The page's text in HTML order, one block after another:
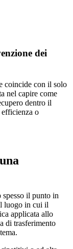
dei
coincide con il solo
nel capire come
dentro il
efficienza o
spesso il punto in
luogo in cui il
applicata allo
di trasferimento